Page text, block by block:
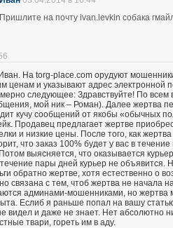
Пришлите на почту ivan.levkin собака
На torg-place.com орудуют
ценам и указывают адрес
следующее: Здравствуйте! По
мой ник – Роман). Далее жертва
кучу сообщений от якобы «обычных
Продавец предлагает жертве
и низкие цены. После того, как
что заказ 100% будет у вас в
выясняется, что оказывается
пары дней курьер не
обратно жертве, хотя естественно о
связана с тем, чтоб жертва не начала
админами-мошенниками, но жертва
Еслиб я раньше попал на вашу
видел и даже не знает. Нет
твари, гореть им в аду.